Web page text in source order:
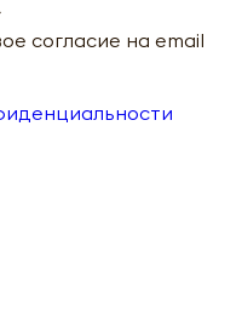
согласие на email